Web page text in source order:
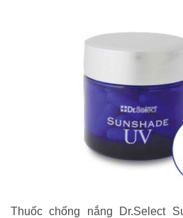
Thuốc chống nắng Dr.Select